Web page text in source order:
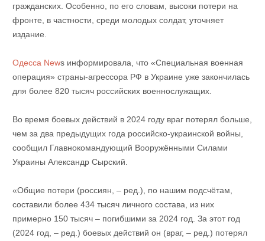
гражданских. Особенно, по его словам, высоки потери на
фронте, в частности, среди молодых солдат, уточняет
издание.
Одесса News информировала, что «Специальная военная
операция» страны-агрессора РФ в Украине уже закончилась
для более 820 тысяч российских военнослужащих.
Во время боевых действий в 2024 году враг потерял больше,
чем за два предыдущих года российско-украинской войны,
сообщил Главнокомандующий Вооружёнными Силами
Украины Александр Сырский.
«Общие потери (россиян, – ред.), по нашим подсчётам,
составили более 434 тысяч личного состава, из них
примерно 150 тысяч – погибшими за 2024 год. За этот год
(2024 год, – ред.) боевых действий он (враг, – ред.) потерял